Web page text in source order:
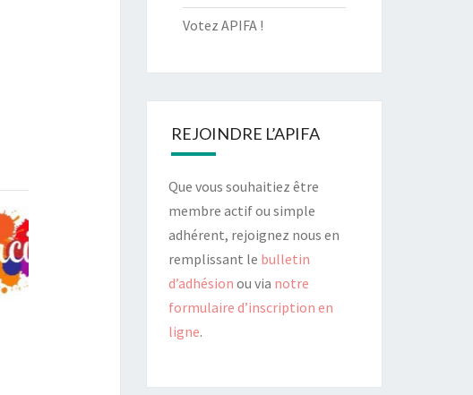
Votez APIFA !
REJOINDRE L’APIFA
Que vous souhaitiez être
membre actif ou simple
adhérent, rejoignez nous en
remplissant le bulletin
d’adhésion ou via notre
formulaire d’inscription en
ligne.